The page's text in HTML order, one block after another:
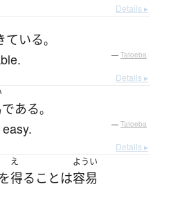
Details ▸
ている。
— Tatoeba
Details ▸
である。
— Tatoeba
Details ▸
を
え
得る ことは
ようい
容易